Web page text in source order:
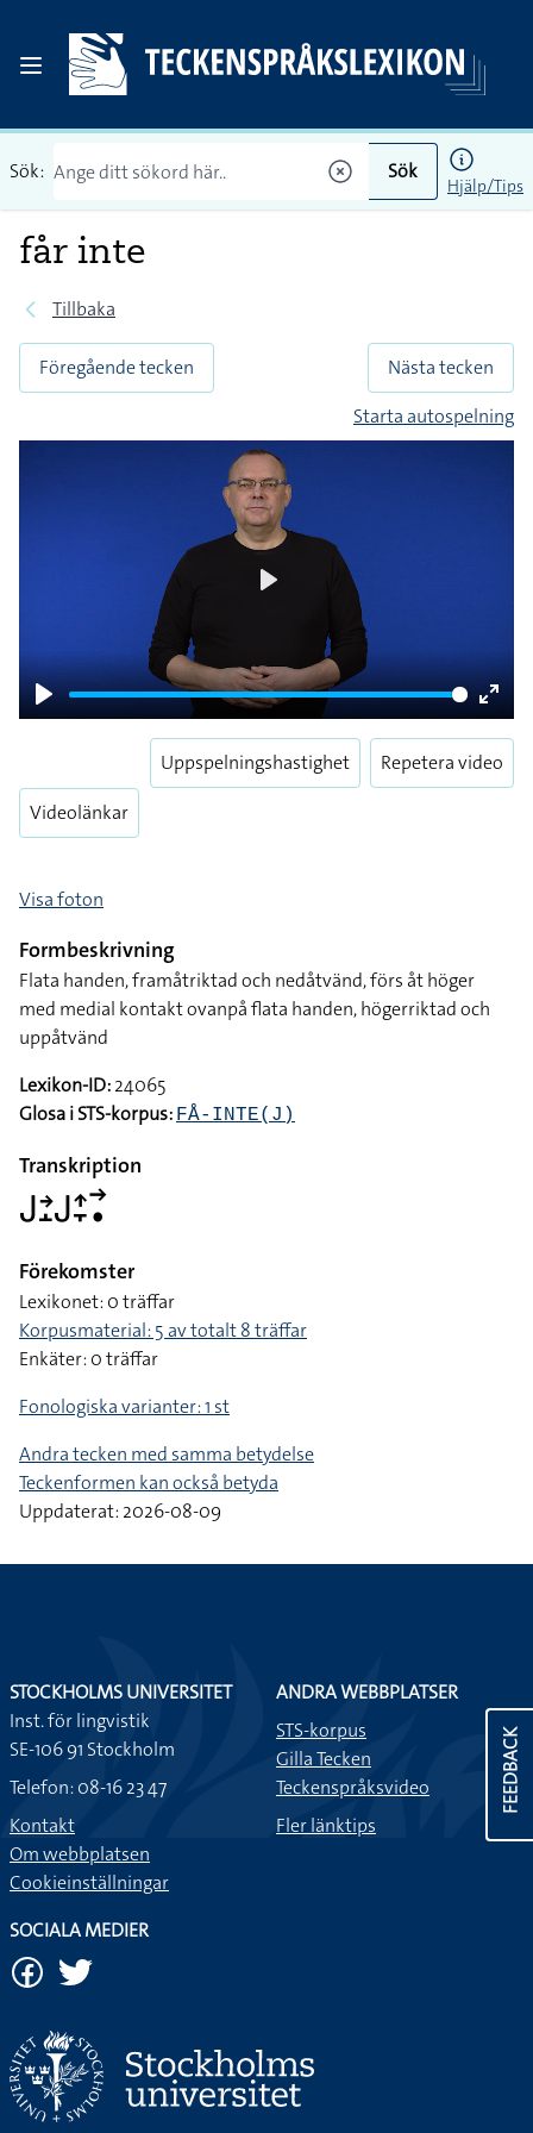
Sök: Sök
Hjälp/Tips
får inte
Tillbaka
Föregående tecken
Nästa tecken
Starta autospelning
Play
Enter
Videolänkar
Uppspelningshastighet Repetera video
Visa foton
Formbeskrivning
Flata handen, framåtriktad och nedåtvänd, förs åt höger
med medial kontakt ovanpå flata handen, högerriktad och
uppåtvänd
Lexikon-ID:24065
Glosa i STS-korpus: FÅ-INTE(J)
Transkription
􌤢􌥔􌤸􌤢􌤴􌥙􌥣􌥡
Förekomster
Lexikonet: 0 träffar
Korpusmaterial: 5 av totalt 8 träffar
Enkäter: 0 träffar
Fonologiska varianter: 1 st
Andra tecken med samma betydelse
Teckenformen kan också betyda
Uppdaterat: 2026-08-09
FEEDBACK
STOCKHOLMS UNIVERSITET
Inst. för lingvistik
SE-106 91 Stockholm
Telefon: 08-16 23 47
Kontakt
Om webbplatsen
Cookieinställningar
ANDRA WEBBPLATSER
STS-korpus
Gilla Tecken
Teckenspråksvideo
Fler länktips
SOCIALA MEDIER